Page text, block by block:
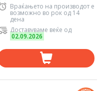
Враќањето на производот е
возможно во рок од 14
дена
Доставуваме веќе од
02.09.2026